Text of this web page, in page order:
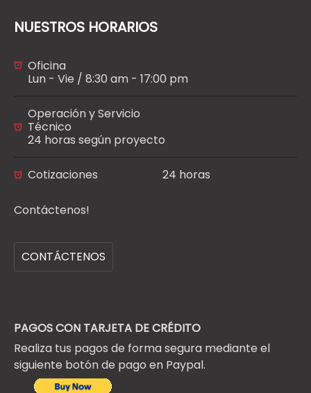
NUESTROS HORARIOS
Oficina
Lun - Vie / 8:30 am - 17:00 pm
Operación y Servicio
Técnico
24 horas según proyecto
Cotizaciones 24 horas
Contáctenos!
CONTÁCTENOS
PAGOS CON TARJETA DE CRÉDITO
Realiza tus pagos de forma segura mediante el
siguiente botón de pago en Paypal.